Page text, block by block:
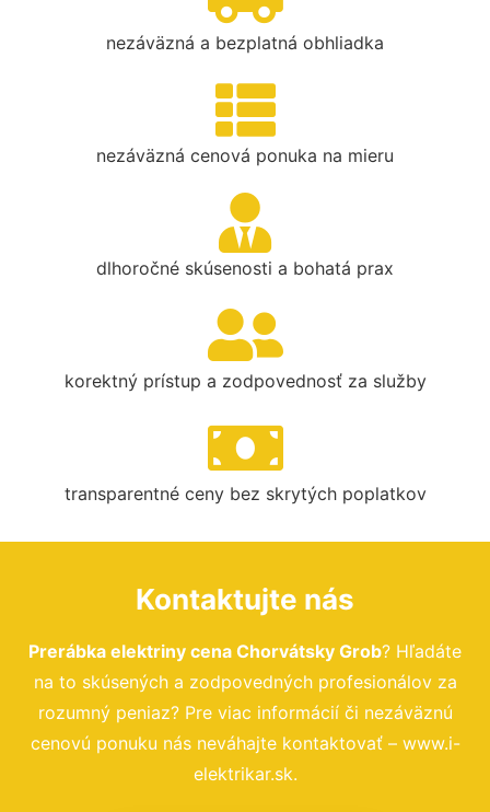
nezáväzná a bezplatná obhliadka
nezáväzná cenová ponuka na mieru
dlhoročné skúsenosti a bohatá prax
korektný prístup a zodpovednosť za služby
transparentné ceny bez skrytých poplatkov
Kontaktujte nás
Prerábka elektriny cena Chorvátsky Grob? Hľadáte
na to skúsených a zodpovedných profesionálov za
rozumný peniaz? Pre viac informácií či nezáväznú
cenovú ponuku nás neváhajte kontaktovať – www.i-
elektrikar.sk.